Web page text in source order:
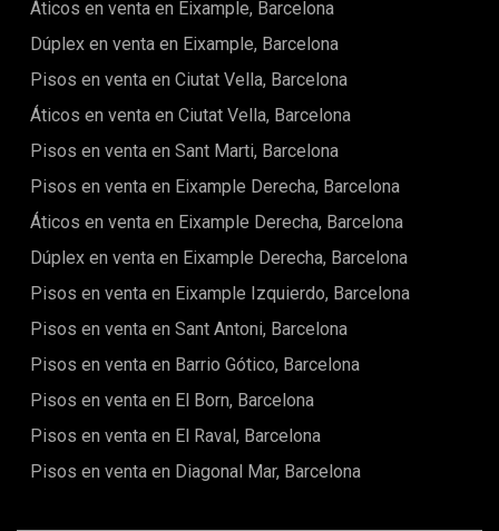
ciudad y dejarse acariciar por la brisa mediterránea. Ubicado
beneficia de una ubicación privilegiada. Eixample es
y una gran variedad de comodidades. Desde boutiques de
moda hasta reconocidos restaurantes, todo lo que
conectividad de la zona asegura un fácil acceso al resto de
ofrece una oportunidad sin igual para adquirir una
residencia lujosa en el corazón de Eixample, Barcelona. Con
sus tres balcones, dos baños y tres dormitorios, ofrece una
combinación perfecta de estilo, comodidad y conveniencia.
apartamento. ¡Contáctanos hoy mismo para concertar una
visita!
Áticos en venta en Eixample, Barcelona
Dúplex en venta en Eixample, Barcelona
Pisos en venta en Ciutat Vella, Barcelona
Áticos en venta en Ciutat Vella, Barcelona
Pisos en venta en Sant Marti, Barcelona
Pisos en venta en Eixample Derecha, Barcelona
Áticos en venta en Eixample Derecha, Barcelona
Dúplex en venta en Eixample Derecha, Barcelona
Pisos en venta en Eixample Izquierdo, Barcelona
Pisos en venta en Sant Antoni, Barcelona
Pisos en venta en Barrio Gótico, Barcelona
Pisos en venta en El Born, Barcelona
Pisos en venta en El Raval, Barcelona
Pisos en venta en Diagonal Mar, Barcelona